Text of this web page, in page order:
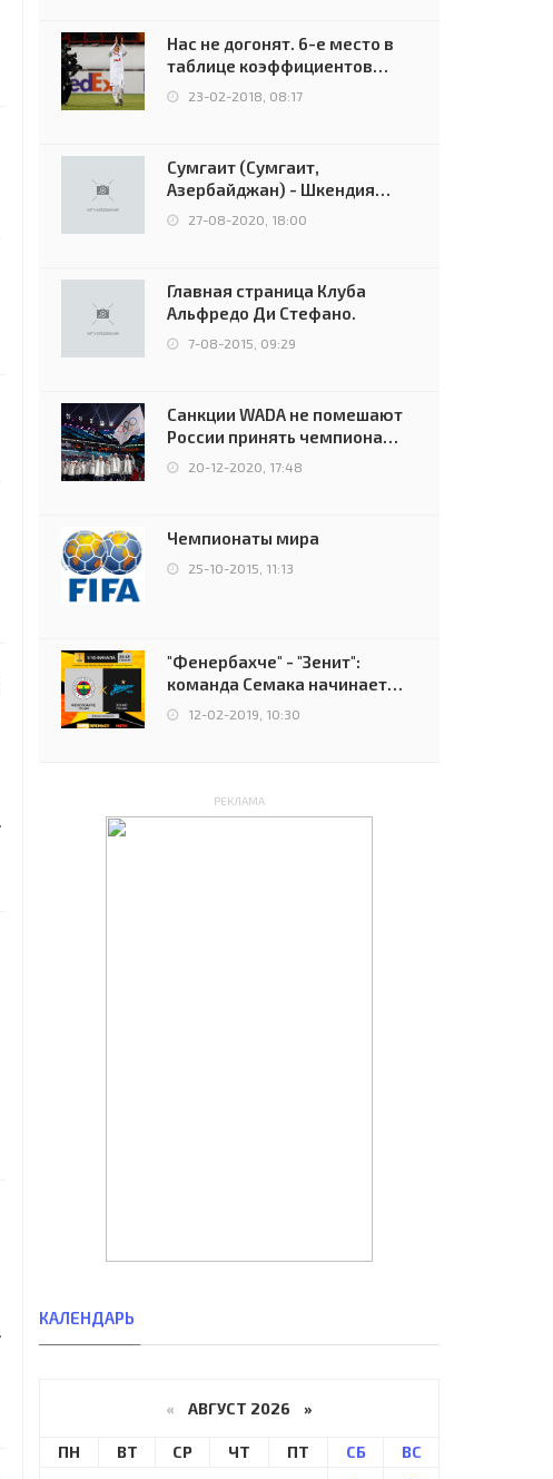
Нас не догонят. 6-е место в
таблице коэффициентов
УЕФА остаётся за Россией
23-02-2018, 08:17
Сумгаит (Сумгаит,
Азербайджан) - Шкендия
(Тетово, Северная
Македония) - 0:2 (0:0)
27-08-2020, 18:00
Главная страница Клуба
Альфредо Ди Стефано.
7-08-2015, 09:29
Санкции WADA не помешают
России принять чемпионат
Европы и финал Лиги
чемпионов.
20-12-2020, 17:48
Чемпионаты мира
25-10-2015, 11:13
"Фенербахче" - "Зенит":
команда Семака начинает
путь в плей-офф Лиги
12-02-2019, 10:30
РЕКЛАМА
КАЛЕНДАРЬ
« АВГУСТ 2026 »
ПН ВТ СР ЧТ ПТ СБ
ВС